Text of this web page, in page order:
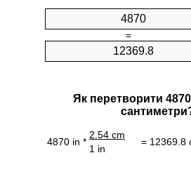
=
Як перетворити
4870 in *
2.54 cm
= 12369.8
1 in